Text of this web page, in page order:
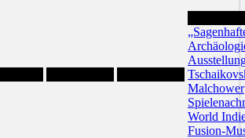
Malchower
World
Fusion-